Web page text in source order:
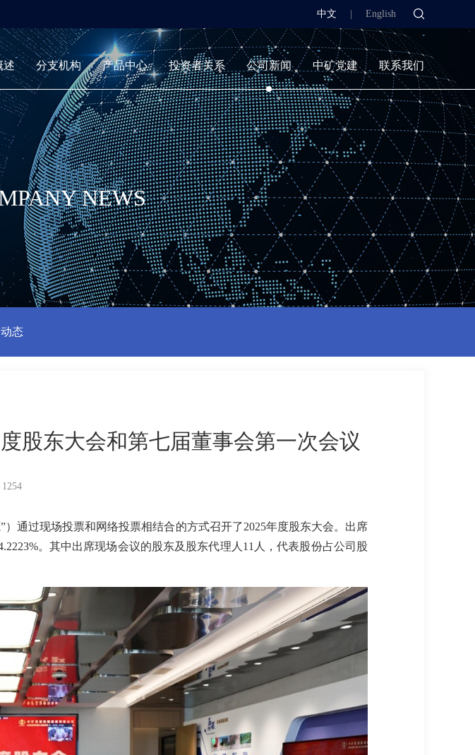
中文 English
述 分支机构 产品中心 投资者关系 公司新闻 中矿党建 联系我们
NEWS
态
股东大会和第七届董事会第一次会议
1254
通过现场投票和网络投票相结合的方式召开了2025年度股东大会。出席
。其中出席现场会议的股东及股东代理人11人，代表股份占公司股